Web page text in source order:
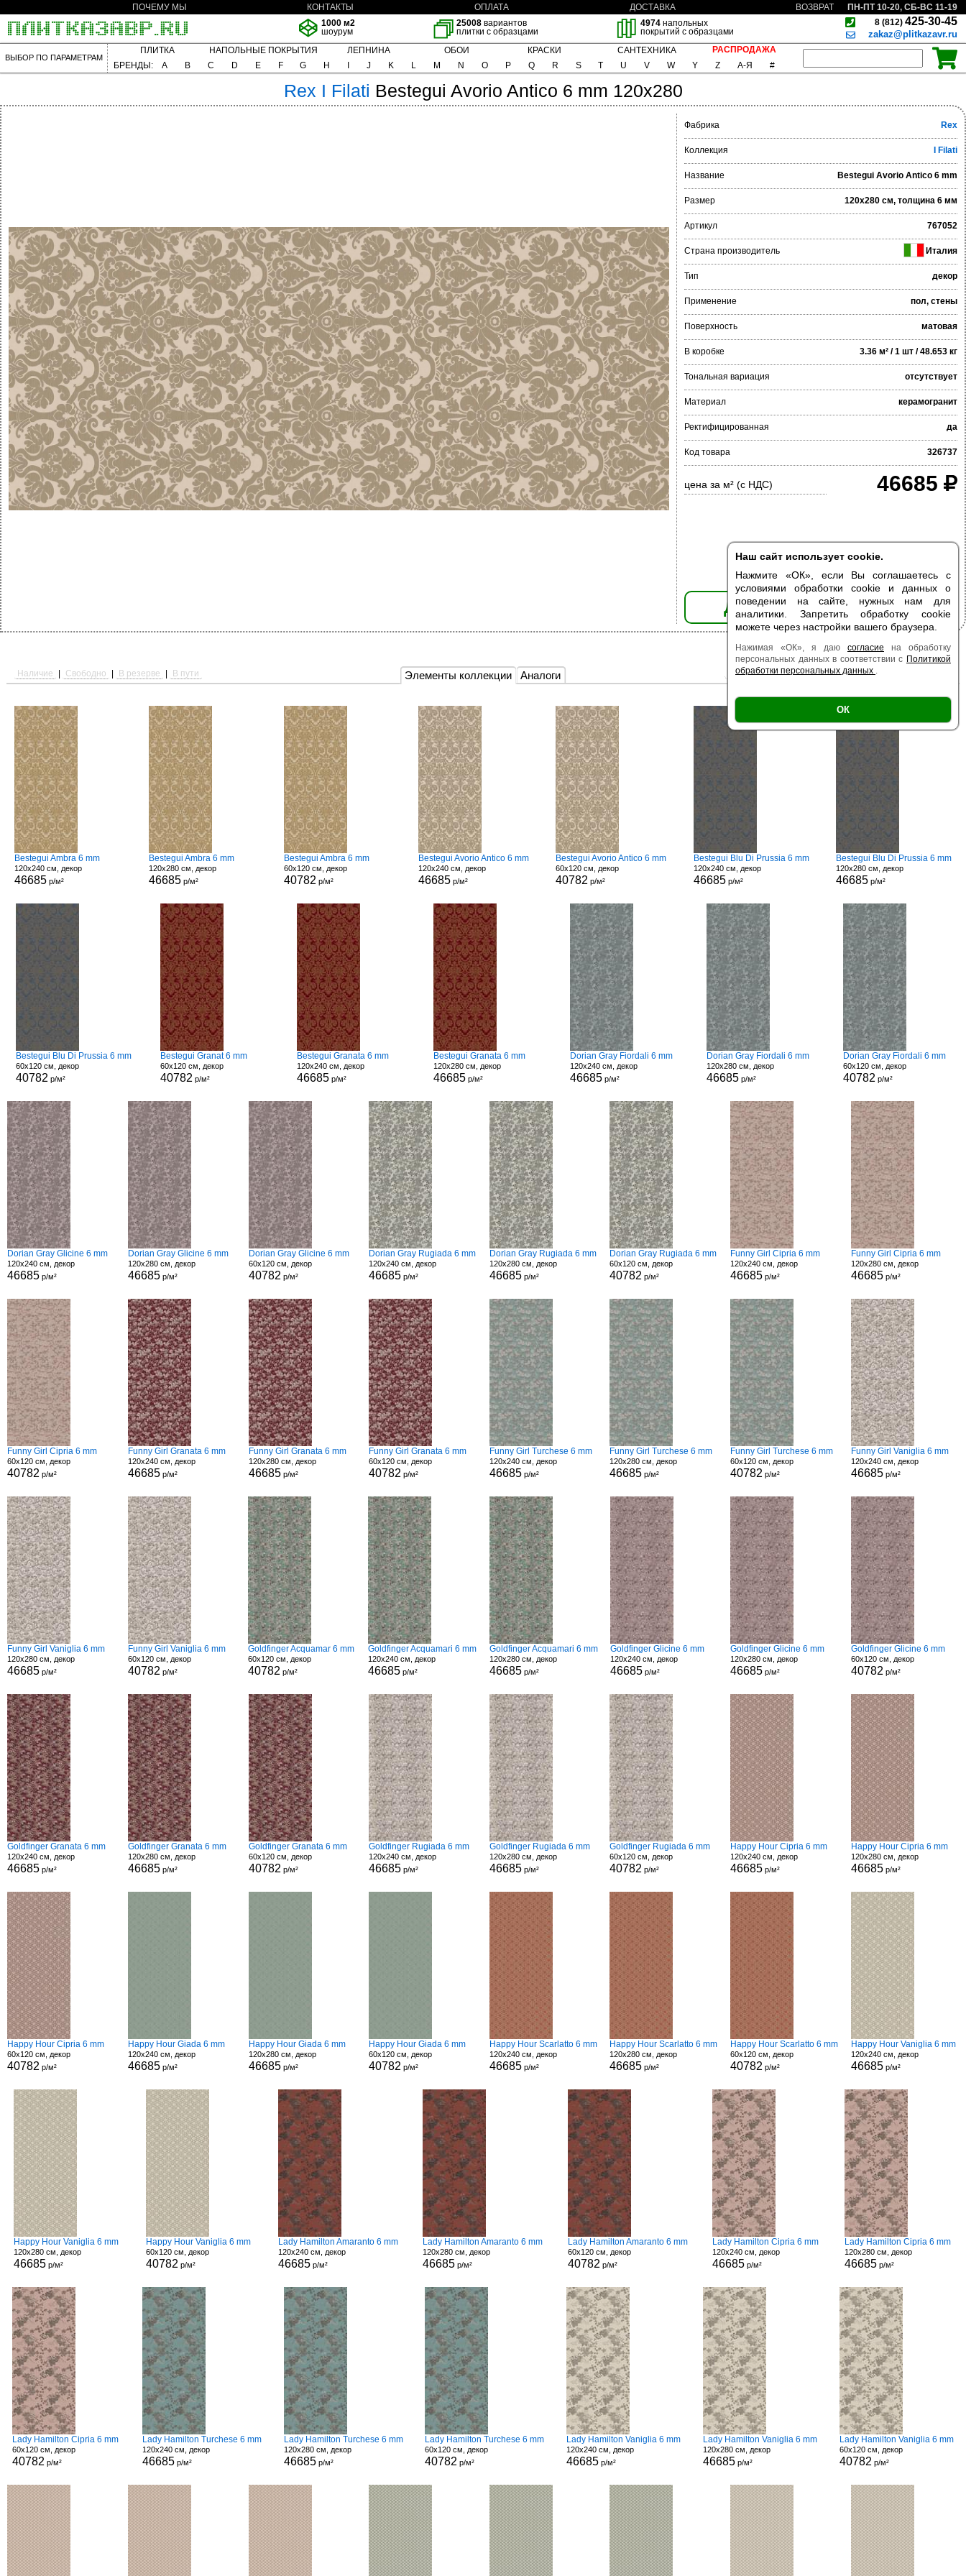
Наш сайт использует cookie.
Нажмите «ОК», если Вы соглашаетесь с
условиями обработки cookie и данных о
поведении на сайте, нужных нам для
аналитики. Запретить обработку cookie
можете через настройки вашего браузера.
Нажимая «ОК», я даю согласие на обработку
персональных данных в соответствии с Политикой
обработки персональных данных .
ОК
ПОЧЕМУ МЫ КОНТАКТЫ ОПЛАТА ДОСТАВКА ВОЗВРАТ
ПН-ПТ 10-20, СБ-ВС 11-19
1000 м2
шоурум
25008 вариантов
плитки с образцами
4974напольных
покрытий с образцами
8 (812) 425-30-45
zakaz@plitkazavr.ru
ВЫБОР ПО ПАРАМЕТРАМ
ПЛИТКА НАПОЛЬНЫЕ ПОКРЫТИЯ ЛЕПНИНА ОБОИ КРАСКИ САНТЕХНИКА
РАСПРОДАЖА
БРЕНДЫ:
A B C D E F G H J K L M N O P Q R S T U V W Y Z А-Я #
Rex I Filati Bestegui Avorio Antico 6 mm 120x280
Фабрика Rex
Коллекция I Filati
Название Bestegui Avorio Antico 6 mm
Размер 120x280 см, толщина 6 мм
Артикул 767052
Страна производитель Италия
Тип декор
Применение пол, стены
Поверхность матовая
В коробке 3.36 м² / 1 шт / 48.653 кг
Тональная вариация отсутствует
Материал керамогранит
Ректифицированная да
Код товара 326737
цена за м² (с НДС) 46685
ДОБАВИТЬ В КОРЗИНУ
Элементы коллекции Аналоги
Наличие Свободно В резерве В пути Есть образец | Поверхность |
Bestegui Ambra 6 mm
120x240 см, декор
46685 р/м²
Bestegui Ambra 6 mm
120x280 см, декор
46685 р/м²
Bestegui Ambra 6 mm
60x120 см, декор
40782 р/м²
Bestegui Avorio Antico 6 mm
120x240 см, декор
46685р/м²
Bestegui Avorio Antico 6 mm
60x120 см, декор
40782 р/м²
Bestegui Blu Di Prussia 6 mm
120x240 см, декор
46685р/м²
Bestegui Blu Di Prussia 6 mm
120x280 см, декор
46685р/м²
Bestegui Blu Di Prussia 6 mm
60x120 см, декор
40782 р/м²
Bestegui Granat 6 mm
60x120 см, декор
40782 р/м²
Bestegui Granata 6 mm
120x240 см, декор
46685р/м²
Bestegui Granata 6 mm
120x280 см, декор
46685р/м²
Dorian Gray Fiordali 6 mm
120x240 см, декор
46685р/м²
Dorian Gray Fiordali 6 mm
120x280 см, декор
46685р/м²
Dorian Gray Fiordali 6 mm
60x120 см, декор
40782 р/м²
Dorian Gray Glicine 6 mm
120x240 см, декор
46685 р/м²
Dorian Gray Glicine 6 mm
120x280 см, декор
46685р/м²
Dorian Gray Glicine 6 mm
60x120 см, декор
40782 р/м²
Dorian Gray Rugiada 6 mm
120x240 см, декор
46685 р/м²
Dorian Gray Rugiada 6 mm
120x280 см, декор
46685р/м²
Dorian Gray Rugiada 6 mm
60x120 см, декор
40782 р/м²
Funny Girl Cipria 6 mm
120x240 см, декор
46685 р/м²
Funny Girl Cipria 6 mm
120x280 см, декор
46685р/м²
Funny Girl Cipria 6 mm
60x120 см, декор
40782 р/м²
Funny Girl Granata 6 mm
120x240 см, декор
46685р/м²
Funny Girl Granata 6 mm
120x280 см, декор
46685р/м²
Funny Girl Granata 6 mm
60x120 см, декор
40782 р/м²
Funny Girl Turchese 6 mm
120x240 см, декор
46685р/м²
Funny Girl Turchese 6 mm
120x280 см, декор
46685 р/м²
Funny Girl Turchese 6 mm
60x120 см, декор
40782 р/м²
Funny Girl Vaniglia 6 mm
120x240 см, декор
46685р/м²
Funny Girl Vaniglia 6 mm
120x280 см, декор
46685 р/м²
Funny Girl Vaniglia 6 mm
60x120 см, декор
40782 р/м²
Goldfinger Acquamar 6 mm
60x120 см, декор
40782 р/м²
Goldfinger Acquamari 6 mm
120x240 см, декор
46685 р/м²
Goldfinger Acquamari 6 mm
120x280 см, декор
46685р/м²
Goldfinger Glicine 6 mm
120x240 см, декор
46685 р/м²
Goldfinger Glicine 6 mm
120x280 см, декор
46685 р/м²
Goldfinger Glicine 6 mm
60x120 см, декор
40782 р/м²
Goldfinger Granata 6 mm
120x240 см, декор
46685 р/м²
Goldfinger Granata 6 mm
120x280 см, декор
46685р/м²
Goldfinger Granata 6 mm
60x120 см, декор
40782 р/м²
Goldfinger Rugiada 6 mm
120x240 см, декор
46685 р/м²
Goldfinger Rugiada 6 mm
120x280 см, декор
46685р/м²
Goldfinger Rugiada 6 mm
60x120 см, декор
40782 р/м²
Happy Hour Cipria 6 mm
120x240 см, декор
46685 р/м²
Happy Hour Cipria 6 mm
120x280 см, декор
46685р/м²
Happy Hour Cipria 6 mm
60x120 см, декор
40782 р/м²
Happy Hour Giada 6 mm
120x240 см, декор
46685р/м²
Happy Hour Giada 6 mm
120x280 см, декор
46685р/м²
Happy Hour Giada 6 mm
60x120 см, декор
40782 р/м²
Happy Hour Scarlatto 6 mm
120x240 см, декор
46685р/м²
Happy Hour Scarlatto 6 mm
120x280 см, декор
46685 р/м²
Happy Hour Scarlatto 6 mm
60x120 см, декор
40782 р/м²
Happy Hour Vaniglia 6 mm
120x240 см, декор
46685р/м²
Happy Hour Vaniglia 6 mm
120x280 см, декор
46685р/м²
Happy Hour Vaniglia 6 mm
60x120 см, декор
40782 р/м²
Lady Hamilton Amaranto 6 mm
120x240 см, декор
46685 р/м²
Lady Hamilton Amaranto 6 mm
120x280 см, декор
46685 р/м²
Lady Hamilton Amaranto 6 mm
60x120 см, декор
40782 р/м²
Lady Hamilton Cipria 6 mm
120x240 см, декор
46685 р/м²
Lady Hamilton Cipria 6 mm
120x280 см, декор
46685 р/м²
Lady Hamilton Cipria 6 mm
60x120 см, декор
40782 р/м²
Lady Hamilton Turchese 6 mm
120x240 см, декор
46685р/м²
Lady Hamilton Turchese 6 mm
120x280 см, декор
46685р/м²
Lady Hamilton Turchese 6 mm
60x120 см, декор
40782 р/м²
Lady Hamilton Vaniglia 6 mm
120x240 см, декор
46685 р/м²
Lady Hamilton Vaniglia 6 mm
120x280 см, декор
46685 р/м²
Lady Hamilton Vaniglia 6 mm
60x120 см, декор
40782 р/м²